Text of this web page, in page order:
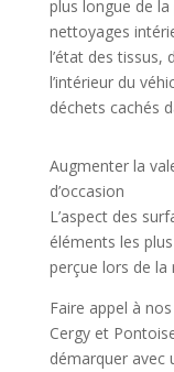
plus longue de
nettoyages
l’état des tissus,
l’intérieur du
déchets cachés
Augmenter la
d’occasion
L’aspect des
éléments les
perçue lors de la
Faire appel à
Cergy et
démarquer avec